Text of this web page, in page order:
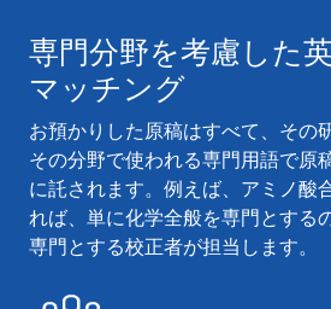
専門分野を考慮した
マッチング
お預かりした原稿はすべて、その
その分野で使われる専門用語で原
に託されます。例えば、アミノ酸
れば、単に化学全般を専門とする
専門とする校正者が担当します。